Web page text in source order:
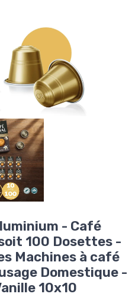
- Café
100 Dosettes -
Machines à café
Domestique -
10x10